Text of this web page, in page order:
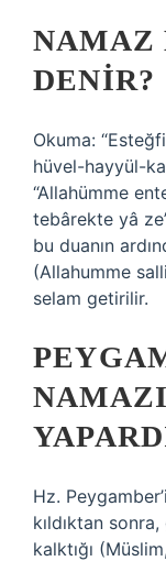
NAMAZ
DENIR?
Okuma:
hüvel-hayyül-
“Allahümme
tebârekte yâ
bu duanın
(Allahumme
selam getirilir.
Hz.
kıldıktan
kalktığı